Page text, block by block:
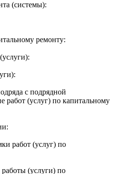
(системы):
ремонту:
с подрядной
работ (услуг) по капитальному
работ (услуг) по
(услуги) по